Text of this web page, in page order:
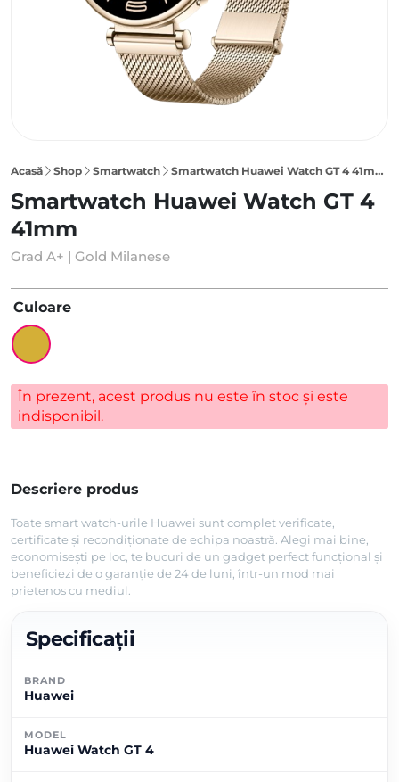
Acasă Shop Smartwatch Smartwatch Huawei Watch GT 4 41mm, Gold Milanese
Smartwatch Huawei Watch GT 4
41mm
Grad A+ | Gold Milanese
Culoare
În prezent, acest produs nu este în stoc și este
indisponibil.
Descriere produs
Toate smart watch-urile Huawei sunt complet verificate,
certificate și recondiționate de echipa noastră. Alegi mai bine,
economisești pe loc, te bucuri de un gadget perfect funcțional și
beneficiezi de o garanție de 24 de luni, într-un mod mai
prietenos cu mediul.
Specificații
BRAND
Huawei
MODEL
Huawei Watch GT 4